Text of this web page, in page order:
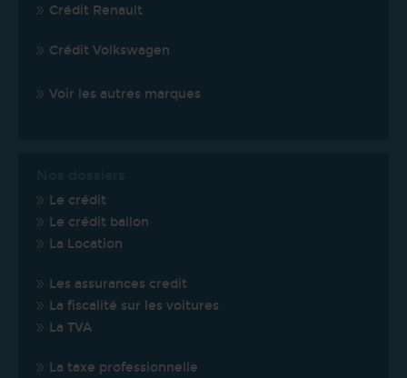
Crédit Renault
Crédit Volkswagen
Voir les autres marques
Le crédit
Le crédit ballon
La Location
Les assurances credit
La fiscalité sur les voitures
La TVA
La taxe professionnelle